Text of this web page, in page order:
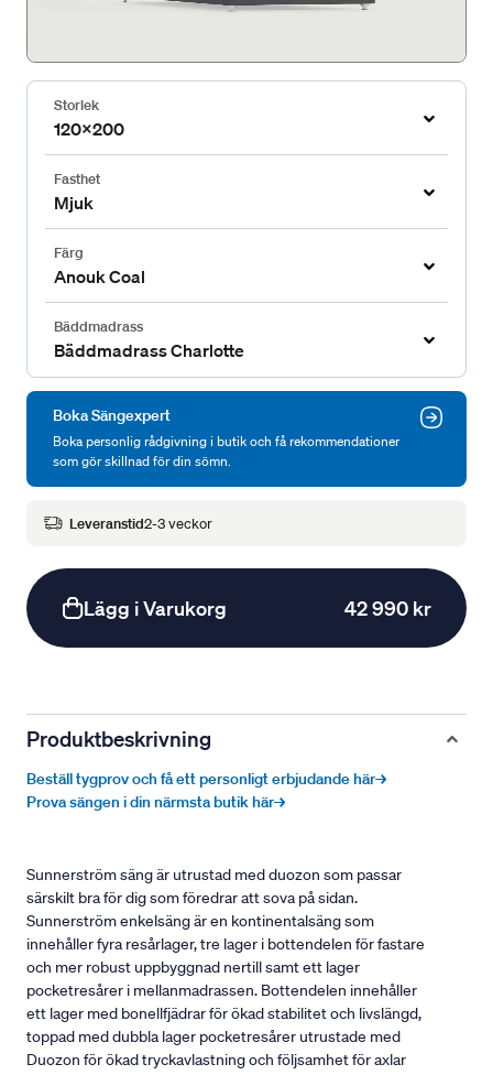
Storlek
120x200
Fasthet
Mjuk
Färg
Anouk Coal
Bäddmadrass
Bäddmadrass Charlotte
Boka Sängexpert
Boka personlig rådgivning i butik och få rekommendationer
som gör skillnad för din sömn.
Leveranstid2-3 veckor
Lägg i Varukorg 42 990 kr
Produktbeskrivning
Beställ tygprov och få ett personligt erbjudande här→
Prova sängen i din närmsta butik här→
Sunnerström säng är utrustad med duozon som passar
särskilt bra för dig som föredrar att sova på sidan.
Sunnerström enkelsäng är en kontinentalsäng som
innehåller fyra resårlager, tre lager i bottendelen för fastare
och mer robust uppbyggnad nertill samt ett lager
pocketresårer i mellanmadrassen. Bottendelen innehåller
ett lager med bonellfjädrar för ökad stabilitet och livslängd,
toppad med dubbla lager pocketresårer utrustade med
Duozon för ökad tryckavlastning och följsamhet för axlar